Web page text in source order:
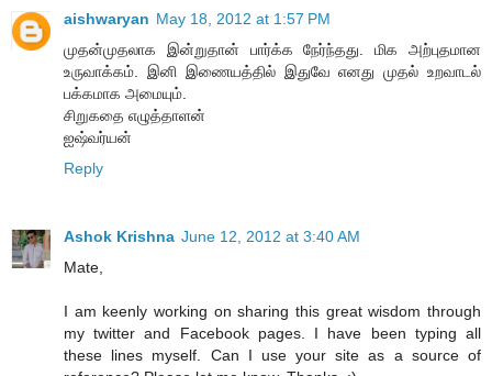
aishwaryan May 18, 2012 at 1:57 PM
முதன்முதலாக இன்றுதான் பார்க்க நேர்ந்தது. மிக அற்புதமான
உருவாக்கம். இனி இணையத்தில் இதுவே எனது முதல் உறவாடல்
பக்கமாக அமையும்.
சிறுகதை எழுத்தாளன்
ஐஷ்வர்யன்
Reply
Ashok Krishna June 12, 2012 at 3:40 AM
Mate,
I am keenly working on sharing this great wisdom through
my twitter and Facebook pages. I have been typing all
these lines myself. Can I use your site as a source of